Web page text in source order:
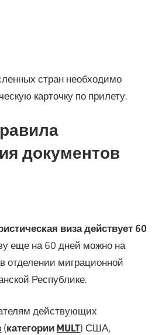
стран необходимо
карточку по прилету.
документов
виза действует 60
еще на 60 дней можно на
отделении миграционной
Республике.
действующих
(категорииMULT) США,